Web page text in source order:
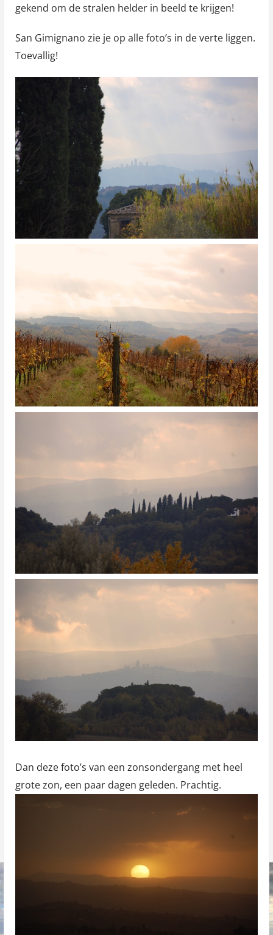
gekend om de stralen helder in beeld te krijgen!
San Gimignano zie je op alle foto’s in de verte liggen.
Toevallig!
Dan deze foto’s van een zonsondergang met heel
grote zon, een paar dagen geleden. Prachtig.